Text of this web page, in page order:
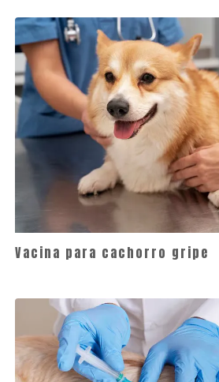
Vacina para cachorro gripe